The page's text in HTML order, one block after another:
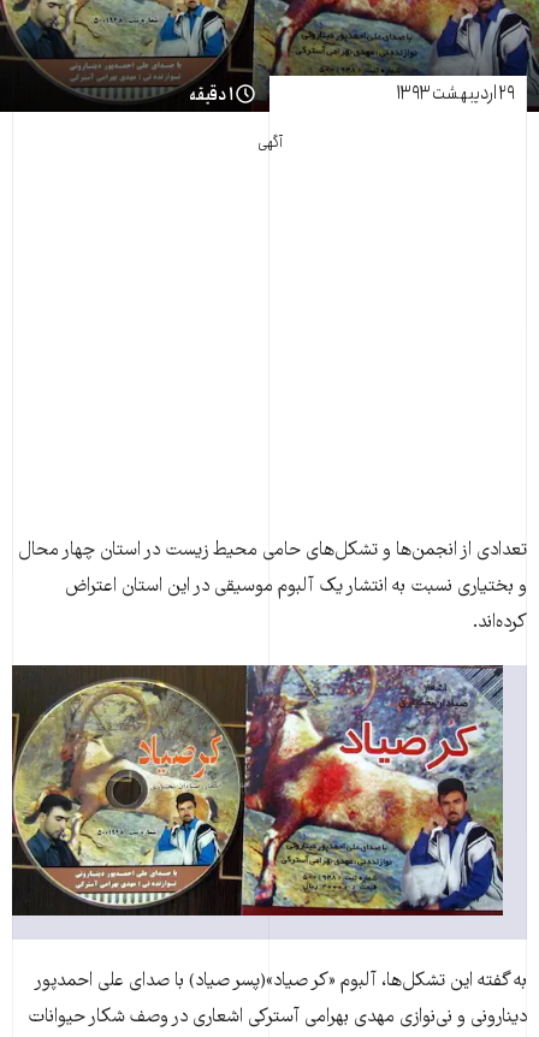
۲۹ اردیبهشت ۱۳۹۳ ۱ دقیقه
آگهی
تعدادی از انجمن‌ها و تشکل‌های حامی محیط زیست در استان چهار محال
و بختیاری نسبت به انتشار یک آلبوم موسیقی در این استان اعتراض
کرده‌اند.
به گفته این تشکل‌ها، آلبوم «کر صیاد»(پسر صیاد) با صدای علی احمدپور
دینارونی و نی‌نوازی مهدی بهرامی آسترکی اشعاری در وصف شکار حیوانات